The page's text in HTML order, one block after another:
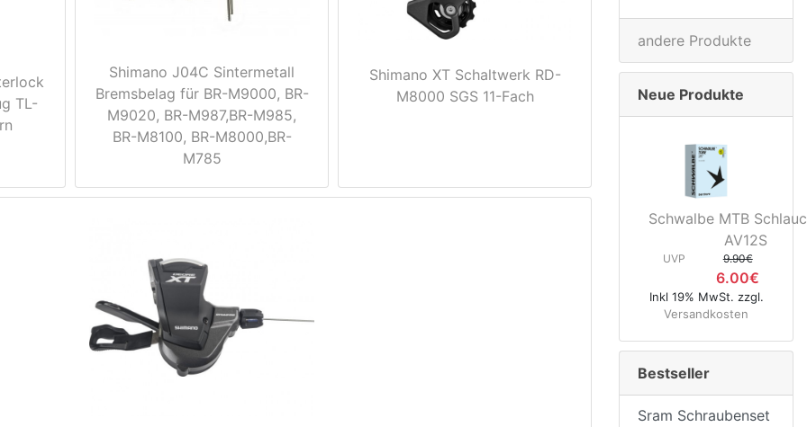
TL-
Shimano J04C Sintermetall
Bremsbelag für BR-M9000, BR-
M9020, BR-M987,BR-M985,
BR-M8100, BR-M8000,BR-
M785
Shimano XT Schaltwerk RD-
M8000 SGS 11-Fach
andere Produkte
Neue Produkte
Schwalbe MTB
AV12S
UVP 9.90€
6.00€
Inkl 19% MwSt. zzgl.
Versandkosten
Bestseller
Sram Schraubenset